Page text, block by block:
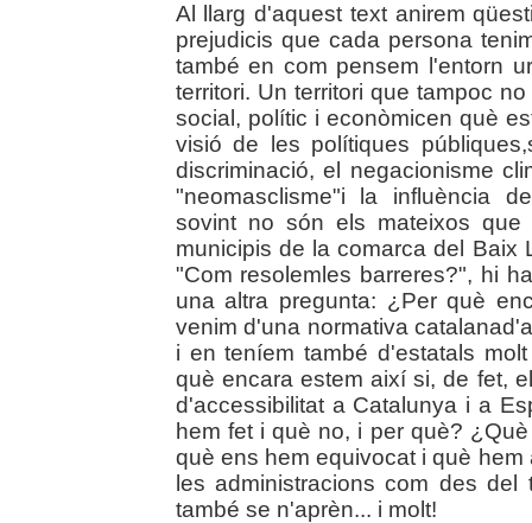
Al llarg d'aquest text anirem
prejudicis que cada persona
també en com pensem l'entorn
territori. Un territori que tampoc
social, polític i econòmicen què
visió de les polítiques
discriminació, el negacionisme
"neomasclisme"i la influència
sovint no són els mateixos
municipis de la comarca del Baix
"Com resolemles barreres?", hi
una altra pregunta: ¿Per què
venim d'una normativa
i en teníem també d'estatals
què encara estem així si, de fet,
d'accessibilitat a Catalunya i a
hem fet i què no, i per què?
què ens hem equivocat i què
les administracions com des
també se n'aprèn... i molt!